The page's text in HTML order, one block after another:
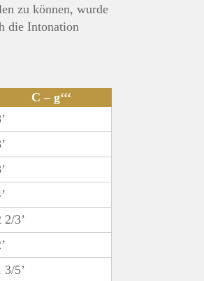
zu können, wurde
die Intonation
C – g‘‘‘
2/3’
3/5’